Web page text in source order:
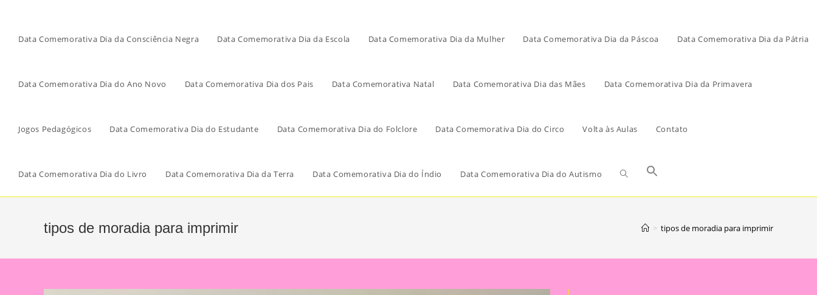
Data Comemorativa Dia da Consciência Negra Data Comemorativa Dia da Escola Data Comemorativa Dia da Mulher Data Comemorativa Dia da Páscoa Data Comemorativa Dia da Pátria
Data Comemorativa Dia do Ano Novo Data Comemorativa Dia dos Pais Data Comemorativa Natal Data Comemorativa Dia das Mães Data Comemorativa Dia da Primavera
Jogos Pedagógicos Data Comemorativa Dia do Estudante Data Comemorativa Dia do Folclore Data Comemorativa Dia do Circo Volta às Aulas Contato
Data Comemorativa Dia do Livro Data Comemorativa Dia da Terra Data Comemorativa Dia do Índio Data Comemorativa Dia do Autismo
tipos de moradia para imprimir > tipos de moradia para imprimir